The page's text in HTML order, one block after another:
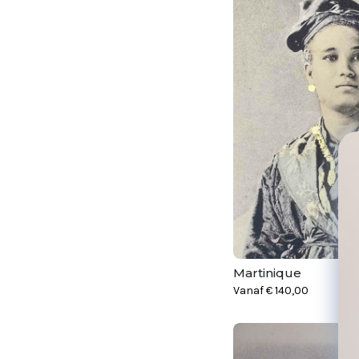
Martinique
Vanaf€140,00